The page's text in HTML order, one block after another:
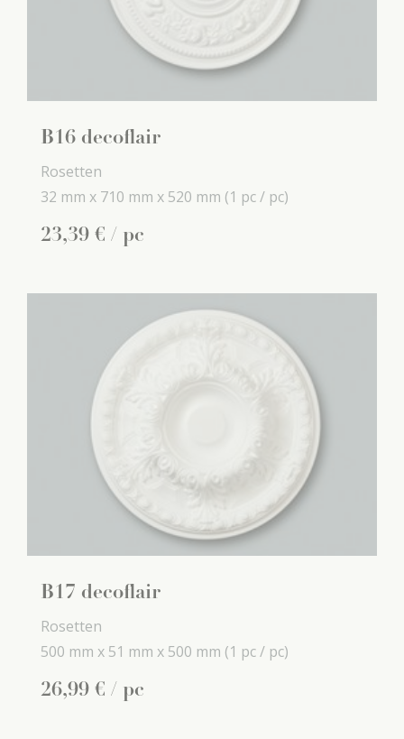
B16 decoflair
Rosetten
32 mm x 710 mm x 520 mm (1 pc / pc)
23,39 € / pc
B17 decoflair
Rosetten
500 mm x 51 mm x 500 mm (1 pc / pc)
26,99 € / pc